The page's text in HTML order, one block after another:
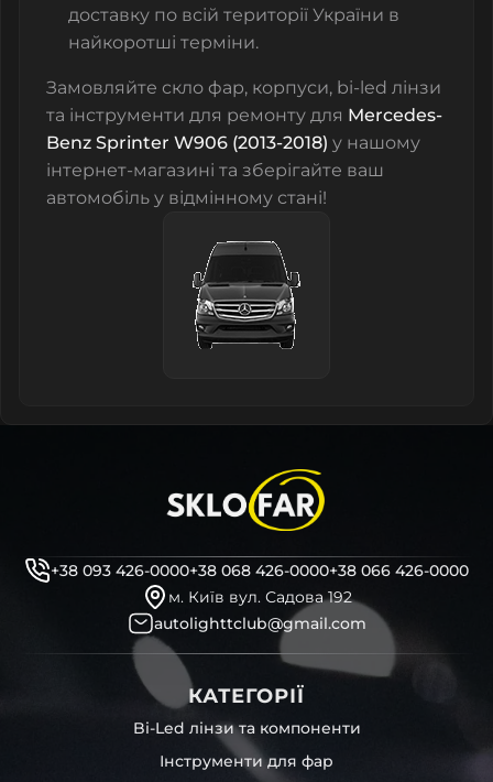
доставку по всій території України в
найкоротші терміни.
Замовляйте скло фар, корпуси, bi-led лінзи
та інструменти для ремонту для Mercedes-
Benz Sprinter W906 (2013-2018) у нашому
інтернет-магазині та зберігайте ваш
автомобіль у відмінному стані!
+38 093 426-0000+38 068 426-0000+38 066 426-0000
м. Київ вул. Садова 192
autolighttclub@gmail.com
КАТЕГОРІЇ
Bi-Led лінзи та компоненти
Інструменти для фар